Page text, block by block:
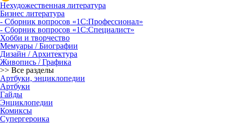
Нехудожественная литература
Бизнес литература
- Сборник вопросов «1С:Профессионал»
- Сборник вопросов «1С:Специалист»
Хобби и творчество
Мемуары / Биографии
Дизайн / Архитектура
Живопись / Графика
>> Все разделы
Артбуки, энциклопедии
Артбуки
Гайды
Энциклопедии
Комиксы
Супергероика